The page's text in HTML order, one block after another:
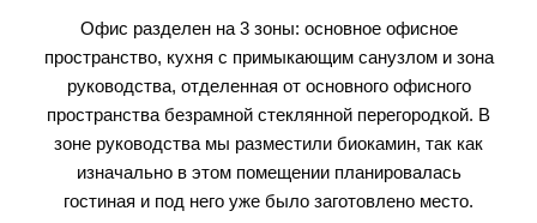
Офис разделен на 3 зоны: основное офисное
пространство, кухня с примыкающим санузлом и зона
руководства, отделенная от основного офисного
пространства безрамной стеклянной перегородкой. В
зоне руководства мы разместили биокамин, так как
изначально в этом помещении планировалась
гостиная и под него уже было заготовлено место.